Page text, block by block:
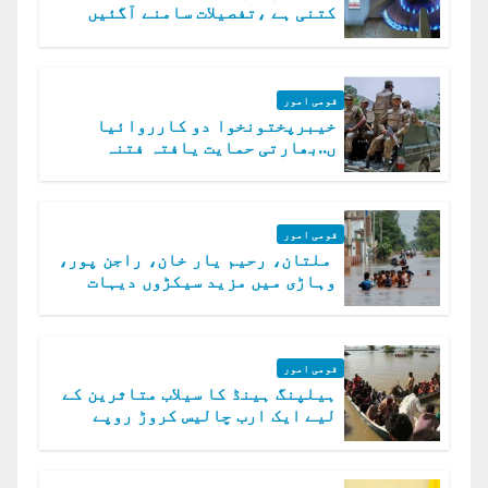
کتنی ہے ،تفصیلات سامنے آگئیں
قومی امور
خیبرپختونخوا دو کارروائیا
ں..بھارتی حمایت یافتہ فتنہ
قومی امور
ملتان، رحیم یار خان، راجن پور،
وہاڑی میں مزید سیکڑوں دیہات
قومی امور
ہیلپنگ ہینڈ کا سیلاب متاثرین کے
لیے ایک ارب چالیس کروڑ روپے